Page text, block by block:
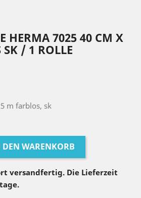
HERMA 7025 40 CM X
/ 1 ROLLE
m farblos, sk
WARENKORB
versandfertig. Die Lieferzeit